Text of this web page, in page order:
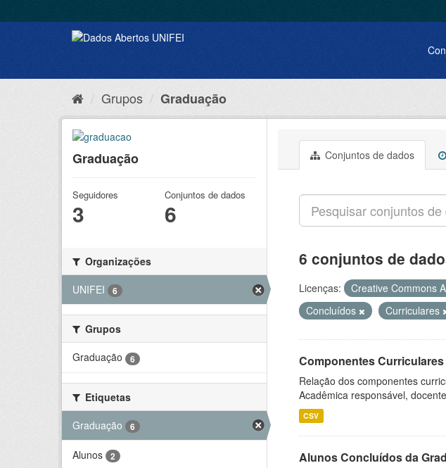
Grupos Graduação
Graduação
Seguidores
3
Conjuntos de dados
6
Organizações
UNIFEI
6
Grupos
Graduação
6
Etiquetas
Graduação
6
Alunos 2
Conjuntos de dados
6 conjuntos de
Licenças: Creative Commons
Concluídos
Curriculares
Componentes Curriculares
Relação dos componentes
Acadêmica responsável,
CSV
Alunos Concluídos da